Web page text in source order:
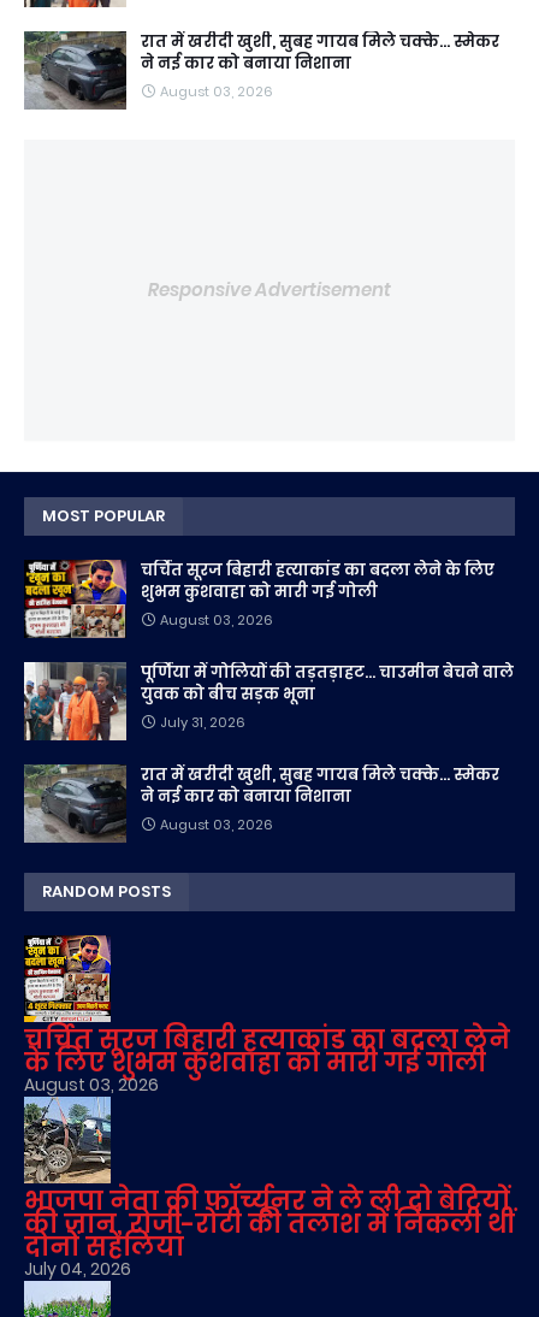
रात में खरीदी खुशी, सुबह गायब मिले चक्के... स्मेकर
ने नई कार को बनाया निशाना
August 03, 2026
Responsive Advertisement
MOST POPULAR
चर्चित सूरज बिहारी हत्याकांड का बदला लेने के लिए
शुभम कुशवाहा को मारी गई गोली
August 03, 2026
पूर्णिया में गोलियों की तड़तड़ाहट... चाउमीन बेचने वाले
युवक को बीच सड़क भूना
July 31, 2026
रात में खरीदी खुशी, सुबह गायब मिले चक्के... स्मेकर
ने नई कार को बनाया निशाना
August 03, 2026
RANDOM POSTS
चर्चित सूरज बिहारी हत्याकांड का बदला लेने
के लिए शुभम कुशवाहा को मारी गई गोली
August 03, 2026
भाजपा नेता की फॉर्च्यूनर ने ले ली दो बेटियों
की जान, रोजी-रोटी की तलाश में निकली थीं
दोनों सहेलियां
July 04, 2026